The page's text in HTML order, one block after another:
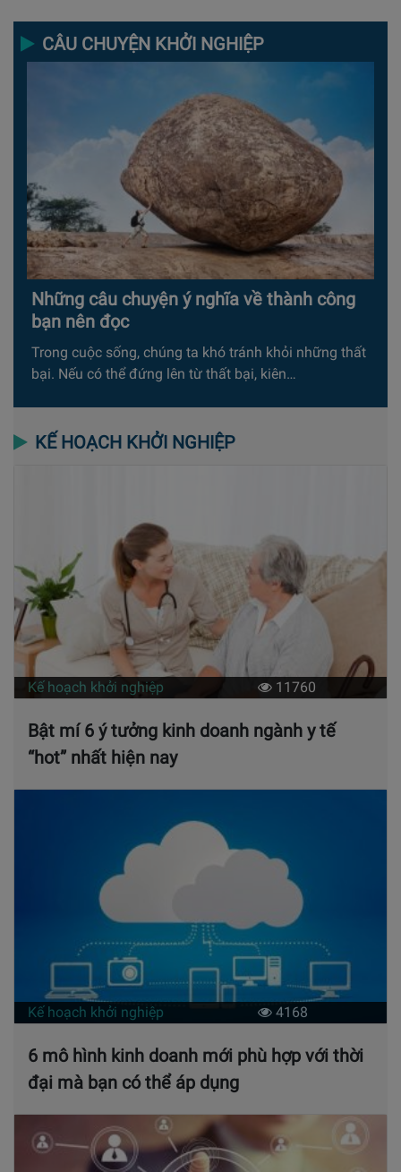
CÂU CHUYỆN KHỞI NGHIỆP
Những câu chuyện ý nghĩa về thành công
bạn nên đọc
Trong cuộc sống, chúng ta khó tránh khỏi những thất
bại. Nếu có thể đứng lên từ thất bại, kiên…
KẾ HOẠCH KHỞI NGHIỆP
Kế hoạch khởi nghiệp 11760
Bật mí 6 ý tưởng kinh doanh ngành y tế
“hot” nhất hiện nay
Kế hoạch khởi nghiệp 4168
6 mô hình kinh doanh mới phù hợp với thời
đại mà bạn có thể áp dụng